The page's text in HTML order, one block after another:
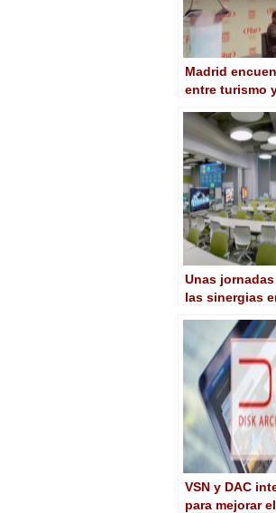
Madrid
entre turismo
Unas
las sinergias
VSN y DAC
para mejorar